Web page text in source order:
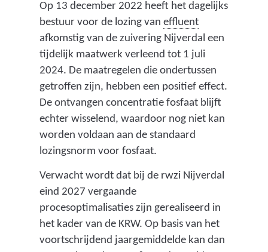
Op 13 december 2022 heeft het dagelijks
bestuur voor de lozing van effluent(
h
e
t
i
n
d
afkomstig van de zuivering Nijverdal een
tijdelijk maatwerk verleend tot 1 juli
2024. De maatregelen die ondertussen
getroffen zijn, hebben een positief effect.
De ontvangen concentratie fosfaat blijft
echter wisselend, waardoor nog niet kan
worden voldaan aan de standaard
lozingsnorm voor fosfaat.
Verwacht wordt dat bij de rwzi Nijverdal
eind 2027 vergaande
procesoptimalisaties zijn gerealiseerd in
het kader van de KRW. Op basis van het
voortschrijdend jaargemiddelde kan dan